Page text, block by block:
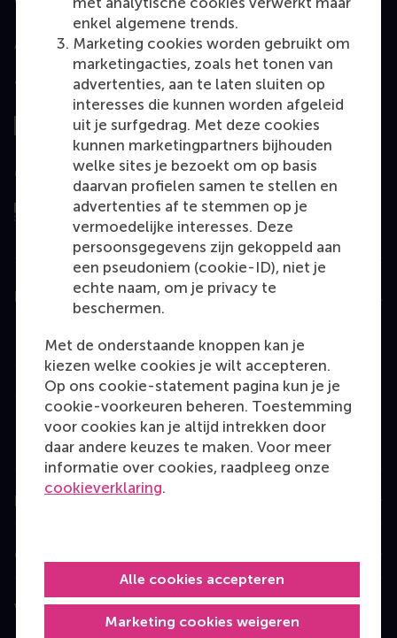
enkel algemene trends.
Marketing cookies worden gebruikt om
marketingacties, zoals het tonen van
advertenties, aan te laten sluiten op
interesses die kunnen worden afgeleid
uit je surfgedrag. Met deze cookies
kunnen marketingpartners bijhouden
welke sites je bezoekt om op basis
daarvan profielen samen te stellen en
advertenties af te stemmen op je
vermoedelijke interesses. Deze
persoonsgegevens zijn gekoppeld aan
een pseudoniem (cookie-ID), niet je
echte naam, om je privacy te
beschermen.
Met de onderstaande knoppen kan je
kiezen welke cookies je wilt accepteren.
Op ons cookie-statement pagina kun je je
cookie-voorkeuren beheren. Toestemming
voor cookies kan je altijd intrekken door
daar andere keuzes te maken. Voor meer
informatie over cookies, raadpleeg onze
cookieverklaring.
Marketing cookies weigeren
Alle cookies accepteren
Top gerangschikt
Geëvalueerd door
Education
Master
MBA
Executive Education
Programme finder
Information for
Contact
Volg ons